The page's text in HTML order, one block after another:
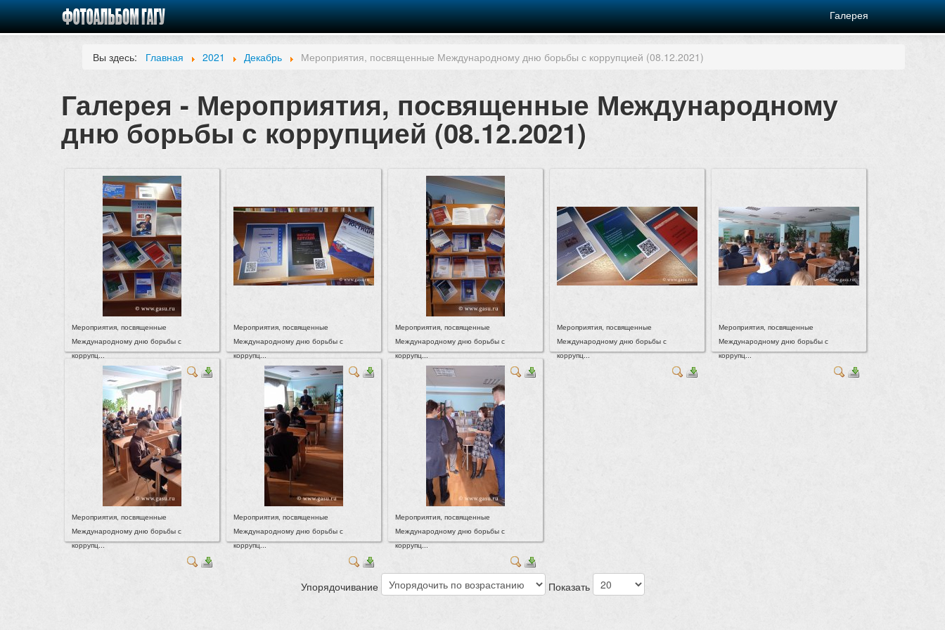
Галерея
Вы здесь: Главная 2021 Декабрь Мероприятия, посвященные Международному дню борьбы с коррупцией (08.12.2021)
Галерея - Мероприятия, посвященные Международному
дню борьбы с коррупцией (08.12.2021)
Мероприятия, посвященные
Международному дню борьбы с
коррупц...
Мероприятия, посвященные
Международному дню борьбы с
коррупц...
Мероприятия, посвященные
Международному дню борьбы с
коррупц...
Мероприятия, посвященные
Международному дню борьбы с
коррупц...
Мероприятия, посвященные
Международному дню борьбы с
коррупц...
Мероприятия, посвященные
Международному дню борьбы с
коррупц...
Мероприятия, посвященные
Международному дню борьбы с
коррупц...
Мероприятия, посвященные
Международному дню борьбы с
коррупц...
Упорядочивание Показать